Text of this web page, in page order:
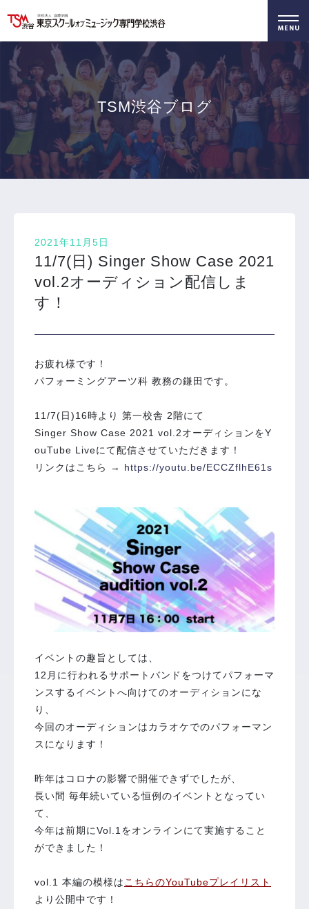
学科・専攻 資料請求 オープンキャンパス
TSM渋谷ブログ
2021年11月5日
11/7(日) Singer Show Case 2021
vol.2オーディション配信しま
す！
お疲れ様です！
パフォーミングアーツ科 教務の鎌田です。
11/7(日)16時より 第一校舎 2階にて
Singer Show Case 2021 vol.2オーディションをY
ouTube Liveにて配信させていただきます！
リンクはこちら → https://youtu.be/ECCZflhE61s
イベントの趣旨としては、
12月に行われるサポートバンドをつけてパフォーマ
ンスするイベントへ向けてのオーディションにな
り、
今回のオーディションはカラオケでのパフォーマン
スになります！
昨年はコロナの影響で開催できずでしたが、
長い間 毎年続いている恒例のイベントとなってい
て、
今年は前期にVol.1をオンラインにて実施すること
ができました！
vol.1 本編の模様は こちらのYouTubeプレイリスト
より公開中です！